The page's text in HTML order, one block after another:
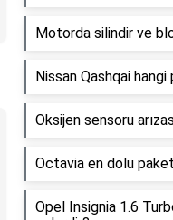
Motorda silindir ve
Nissan Qashqai
Oksijen sensoru
Octavia en dolu
Opel Insignia 1.6